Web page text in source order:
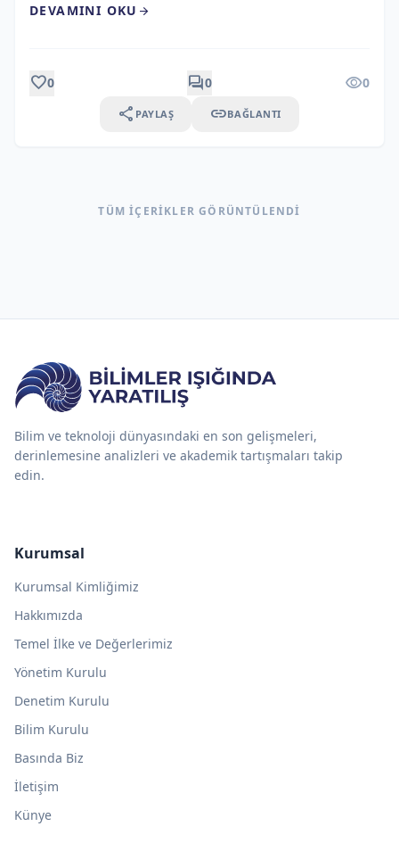
civarında akademisyen kongreye katılmaktadır. Biyoloji,
bilimler alanlarında uzman akademisyenler kendi […]
DEVAMINI OKU arrow_forward
favorite0 forum0 visibility0
share PAYLAŞ linkBAĞLANTI
TÜM IÇERIKLER GÖRÜNTÜLENDI
Bilim ve teknoloji dünyasındaki en son gelişmeleri,
derinlemesine analizleri ve akademik tartışmaları takip
edin.
Kurumsal
Kurumsal Kimliğimiz
Hakkımızda
Temel İlke ve Değerlerimiz
Yönetim Kurulu
Denetim Kurulu
Bilim Kurulu
Basında Biz
İletişim
Künye